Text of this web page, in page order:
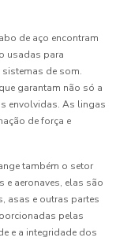
de aço encontram
usadas para
de som.
garantam não só a
envolvidas. As lingas
de força e
também o setor
e aeronaves, elas são
asas e outras partes
pelas
e a integridade dos